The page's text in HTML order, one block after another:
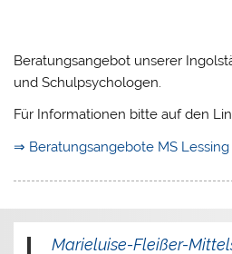
Beratungsangebot unserer
und Schulpsychologen.
Für Informationen bitte auf den
⇒ Beratungsangebote MS Lessing
Marieluise-Fleißer-